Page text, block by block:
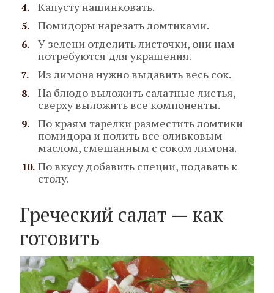
Капусту нашинковать.
Помидоры нарезать ломтиками.
У зелени отделить листочки, они нам
потребуются для украшения.
Из лимона нужно выдавить весь сок.
На блюдо выложить салатные листья,
сверху выложить все компоненты.
По краям тарелки разместить ломтики
помидора и полить все оливковым
маслом, смешанным с соком лимона.
По вкусу добавить специи, подавать к
столу.
Греческий салат — как
готовить